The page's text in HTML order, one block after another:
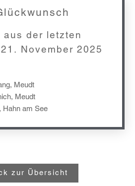
aus der letzten
November 2025
Meudt
Meudt
Hahn am See
zur Übersicht